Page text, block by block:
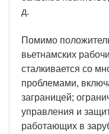
д.
Помимо
вьетнамских
сталкивается со
проблемами,
заграницей;
управления и
работающих в